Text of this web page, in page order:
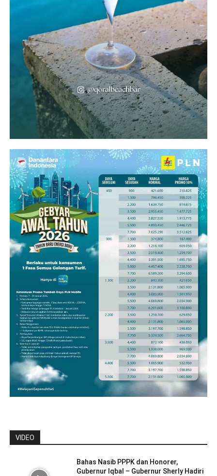
VIDEO
Bahas Nasib PPPK dan Honorer,
Gubernur Iqbal – Gubernur Sherly Hadiri